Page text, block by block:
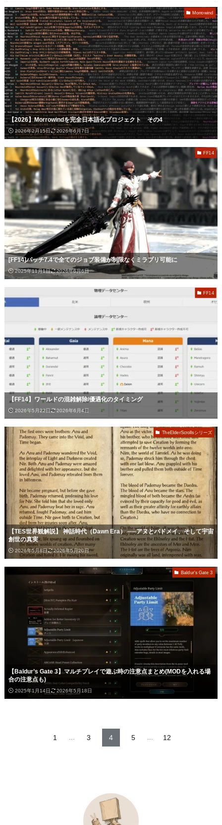
Morrowind
【2026】Morrowindを完全日本語化プロジェクト その4
2026年2月15日 2026年6月7日
FF14
[FF14]パッチ7.4で全てのジョブ装備が制限なくミラプリ可能に
2025年11月1日 2026年6月6日
FF14
【FF14】ワールドの混雑解除/優遇化のタイミング
2026年5月22日 2026年6月4日
TheElderScrollsシリーズ
【TES世界観解説】 神話時代（Dawn Era） ──アヌとパドメイ、そして宇宙
創世の真実
2026年5月8日 2026年5月20日
Baldur's Gate 3
【Baldur’s Gate 3】マルチプレイで遊ぶ時の注意点まとめ(MODを入れる場
合の注意点も)
2025年1月14日 2026年5月18日
1 ... 3 4 5 ... 12